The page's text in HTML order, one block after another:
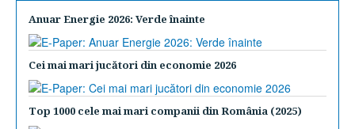
Anuar Energie 2026: Verde înainte
Cei mai mari jucători din economie 2026
Top 1000 cele mai mari companii din România (2025)